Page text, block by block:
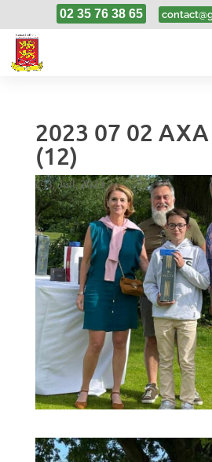
02 35 76 38 65
2023 07 02 AXA
(12)
3, Juil, 2023